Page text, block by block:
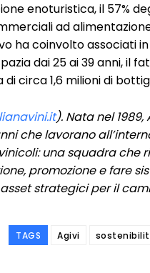
enoturistica, il 57%
ad
ha coinvolto associati
dai 25 ai 39 anni, il
circa 1,6 milioni di
). Nata nel
che lavorano
una squadra che
promozione e fare
asset strategici per il
TAGS Agivi